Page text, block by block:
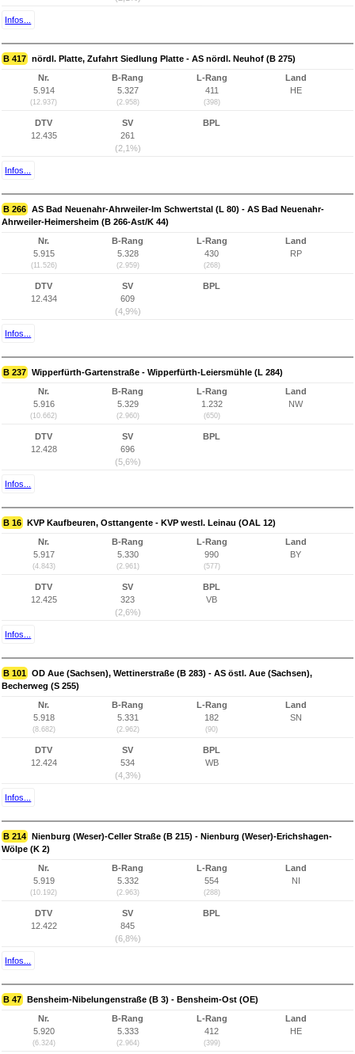
Infos...
B 417 nördl. Platte, Zufahrt Siedlung Platte - AS nördl. Neuhof (B 275)
Nr.
5.914
(12.937)
B-Rang
5.327
(2.958)
L-Rang
411
(398)
Land
HE
DTV
12.435
SV
261
(2,1%)
BPL
Infos...
B 266 AS Bad Neuenahr-Ahrweiler-Im Schwertstal (L 80) - AS Bad Neuenahr-
Ahrweiler-Heimersheim (B 266-Ast/K 44)
Nr.
5.915
(11.526)
B-Rang
5.328
(2.959)
L-Rang
430
(268)
Land
RP
DTV
12.434
SV
609
(4,9%)
BPL
Infos...
B 237 Wipperfürth-Gartenstraße - Wipperfürth-Leiersmühle (L 284)
Nr.
5.916
(10.662)
B-Rang
5.329
(2.960)
L-Rang
1.232
(650)
Land
NW
DTV
12.428
SV
696
(5,6%)
BPL
Infos...
B 16 KVP Kaufbeuren, Osttangente - KVP westl. Leinau (OAL 12)
Nr.
5.917
(4.843)
B-Rang
5.330
(2.961)
L-Rang
990
(577)
Land
BY
DTV
12.425
SV
323
(2,6%)
BPL
VB
Infos...
B 101 OD Aue (Sachsen), Wettinerstraße (B 283) - AS östl. Aue (Sachsen),
Becherweg (S 255)
Nr.
5.918
(8.682)
B-Rang
5.331
(2.962)
L-Rang
182
(90)
Land
SN
DTV
12.424
SV
534
(4,3%)
BPL
WB
Infos...
B 214 Nienburg (Weser)-Celler Straße (B 215) - Nienburg (Weser)-Erichshagen-
Wölpe (K 2)
Nr.
5.919
(10.192)
B-Rang
5.332
(2.963)
L-Rang
554
(288)
Land
NI
DTV
12.422
SV
845
(6,8%)
BPL
Infos...
B 47 Bensheim-Nibelungenstraße (B 3) - Bensheim-Ost (OE)
Nr.
5.920
(6.324)
B-Rang
5.333
(2.964)
L-Rang
412
(399)
Land
HE